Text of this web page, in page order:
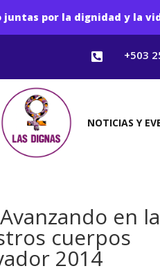
juntas por la dignidad y la
 +503
NOTICIAS Y
en la
cuerpos
2014